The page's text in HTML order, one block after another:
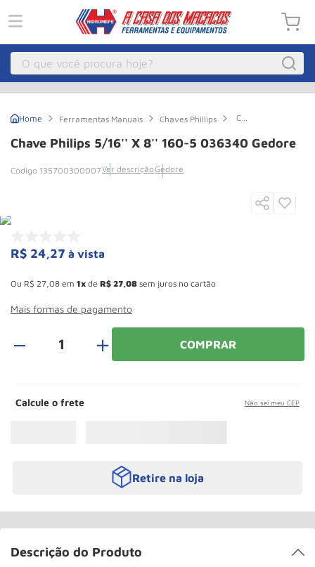
O que você procura hoje?
Ferramentas Manuais Chaves Phillips
Chave
5/16''
X
Gedore
Chave Philips 5/16'' X 8'' 160-5 036340 Gedore
135700300007Ver descriçãoGedore
R$ 24,27 à vista
Ou R$ 27 08 em 1 de R$ 27 08 sem juros no cartão
Mais formas de pagamento
＋ COMPRAR
Calcule o frete Não sei meu CEP
Retire na loja
Descrição do Produto
º Macaco Hidraulico
4º Guincho
7 Macaco